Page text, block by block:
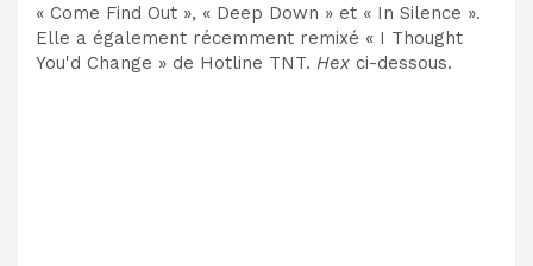
« Come Find Out », « Deep Down » et « In Silence ».
Elle a également récemment remixé « I Thought
You'd Change » de Hotline TNT. Hex ci-dessous.